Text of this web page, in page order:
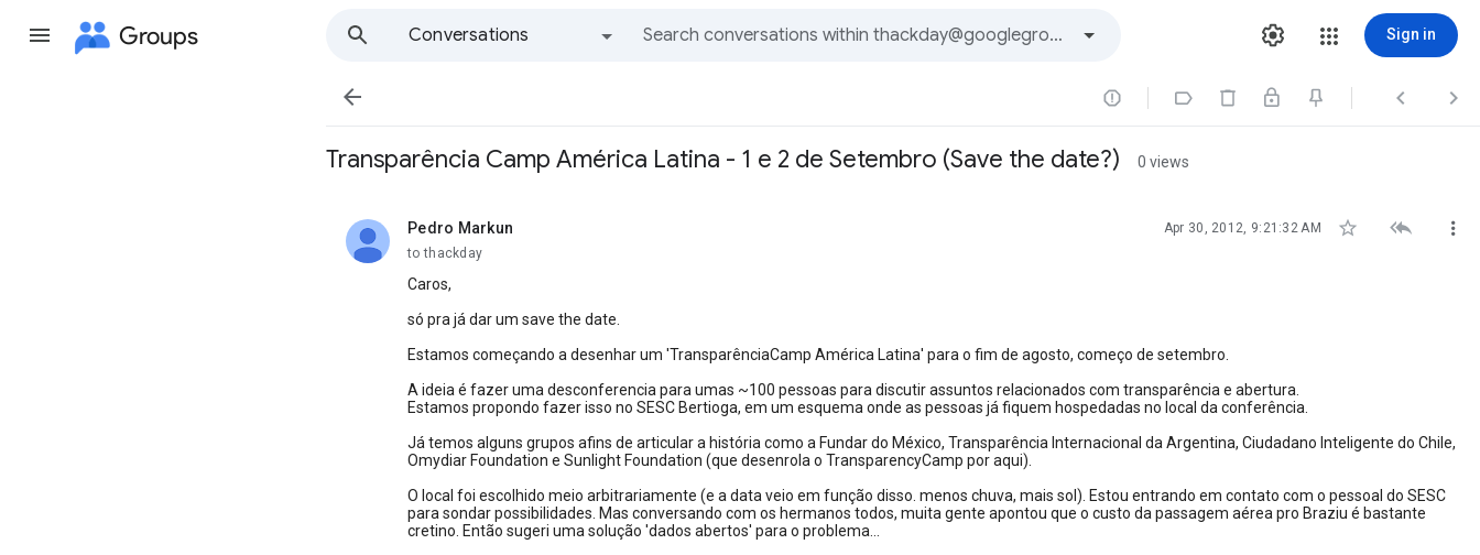
Groups
Conversations
Sign in
    
Transparência Camp América Latina - 1 e 2 de Setembro (Save the date?) 0 views
Pedro Markun
unread, Apr 30, 2012, 9:21:32 AM   
to thackday
Caros,
só pra já dar um save the date.
Estamos começando a desenhar um 'TransparênciaCamp América Latina' para o fim de agosto, começo de setembro.
A ideia é fazer uma desconferencia para umas ~100 pessoas para discutir assuntos relacionados com transparência e abertura.
Estamos propondo fazer isso no SESC Bertioga, em um esquema onde as pessoas já fiquem hospedadas no local da conferência.
Já temos alguns grupos afins de articular a história como a Fundar do México, Transparência Internacional da Argentina, Ciudadano Inteligente do Chile,
Omydiar Foundation e Sunlight Foundation (que desenrola o TransparencyCamp por aqui).
O local foi escolhido meio arbitrariamente (e a data veio em função disso. menos chuva, mais sol). Estou entrando em contato com o pessoal do SESC
para sondar possibilidades. Mas conversando com os hermanos todos, muita gente apontou que o custo da passagem aérea pro Braziu é bastante
cretino. Então sugeri uma solução 'dados abertos' para o problema...